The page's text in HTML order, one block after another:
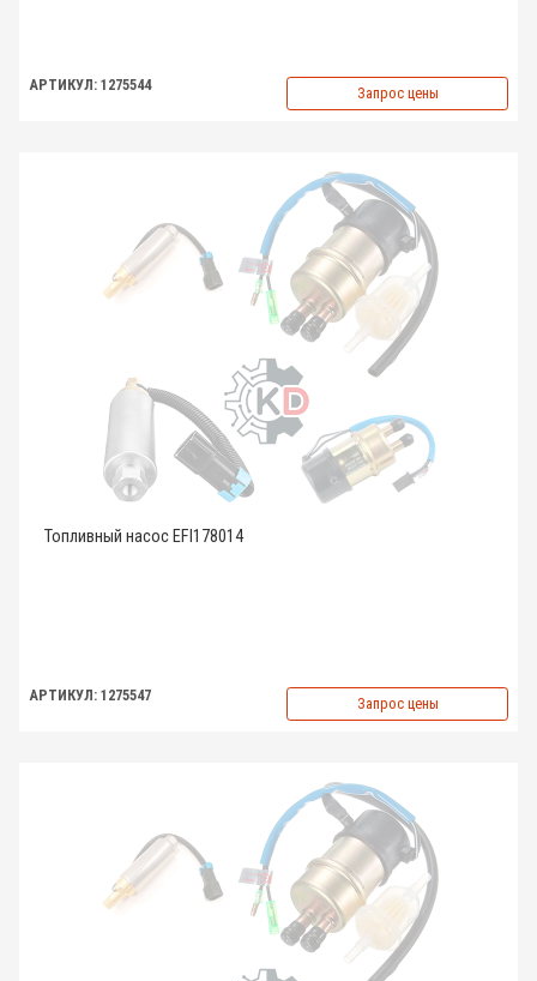
АРТИКУЛ: 1275544 Запрос цены
Топливный насос EFI178014
АРТИКУЛ: 1275547 Запрос цены